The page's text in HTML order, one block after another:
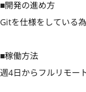
■開発の進め方
Gitを仕様をしている
■稼働方法
週4日からフルリモー